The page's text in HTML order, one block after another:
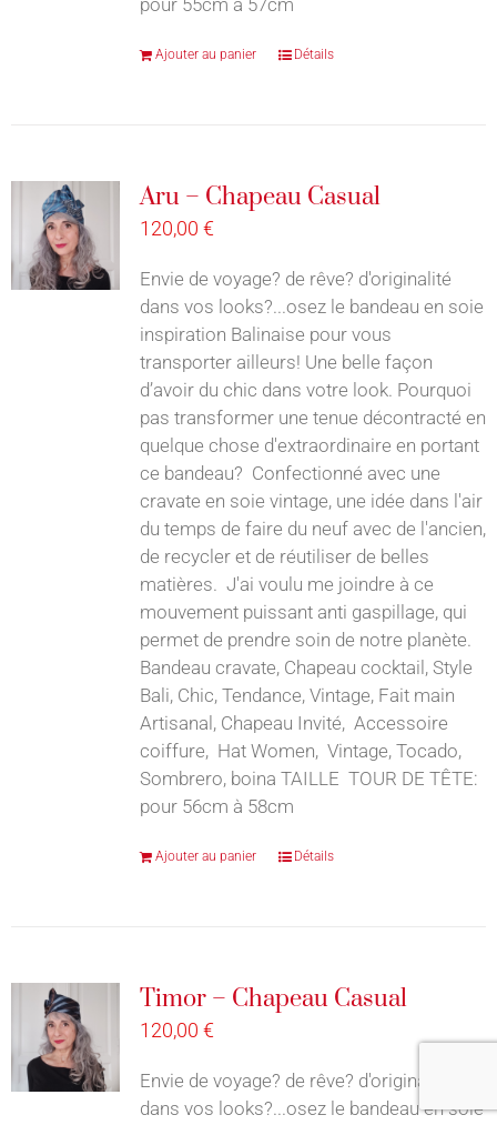
Ajouter au panier Détails
Aru – Chapeau Casual
120,00 €
Envie de voyage? de rêve? d'originalité
dans vos looks?...osez le bandeau en soie
inspiration Balinaise pour vous
transporter ailleurs! Une belle façon
d’avoir du chic dans votre look. Pourquoi
pas transformer une tenue décontracté en
quelque chose d'extraordinaire en portant
ce bandeau? Confectionné avec une
cravate en soie vintage, une idée dans l'air
du temps de faire du neuf avec de l'ancien,
de recycler et de réutiliser de belles
matières. J'ai voulu me joindre à ce
mouvement puissant anti gaspillage, qui
permet de prendre soin de notre planète.
Bandeau cravate, Chapeau cocktail, Style
Bali, Chic, Tendance, Vintage, Fait main
Artisanal, Chapeau Invité, Accessoire
coiffure, Hat Women, Vintage, Tocado,
Sombrero, boina TAILLE TOUR DE TÊTE:
pour 56cm à 58cm
Ajouter au panier Détails
Timor – Chapeau Casual
120,00 €
Envie de voyage? de rêve? d'originalité
dans vos looks?...osez le bandeau en soie